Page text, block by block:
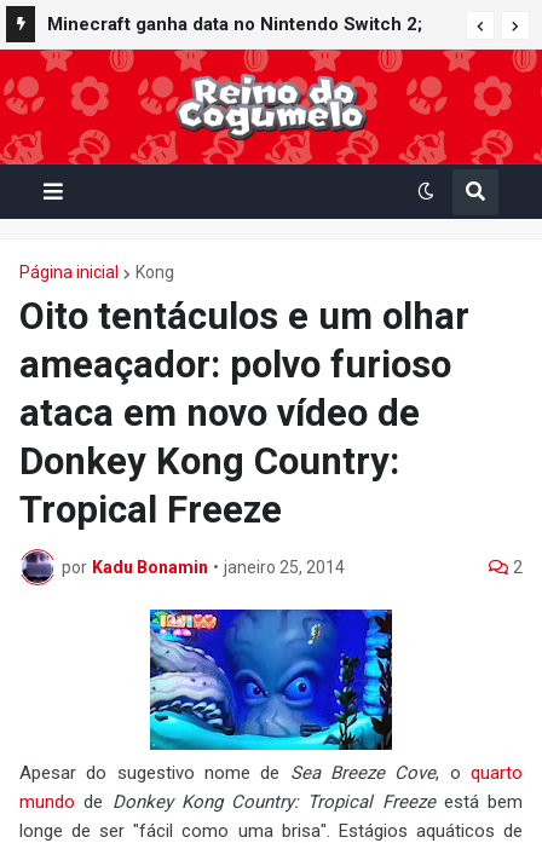
Minecraft ganha data no Nintendo Switch 2;
Super Mario Mash-Up receberá atualização
gráfica exclusiva
Página inicial Kong
Oito tentáculos e um olhar
ameaçador: polvo furioso
ataca em novo vídeo de
Donkey Kong Country:
Tropical Freeze
por Kadu Bonamin • janeiro 25, 2014 2
Apesar do sugestivo nome de Sea Breeze Cove, oquarto
mundo de Donkey Kong Country: Tropical Freezeestá bem
longe de ser "fácil como uma brisa". Estágios aquáticos de